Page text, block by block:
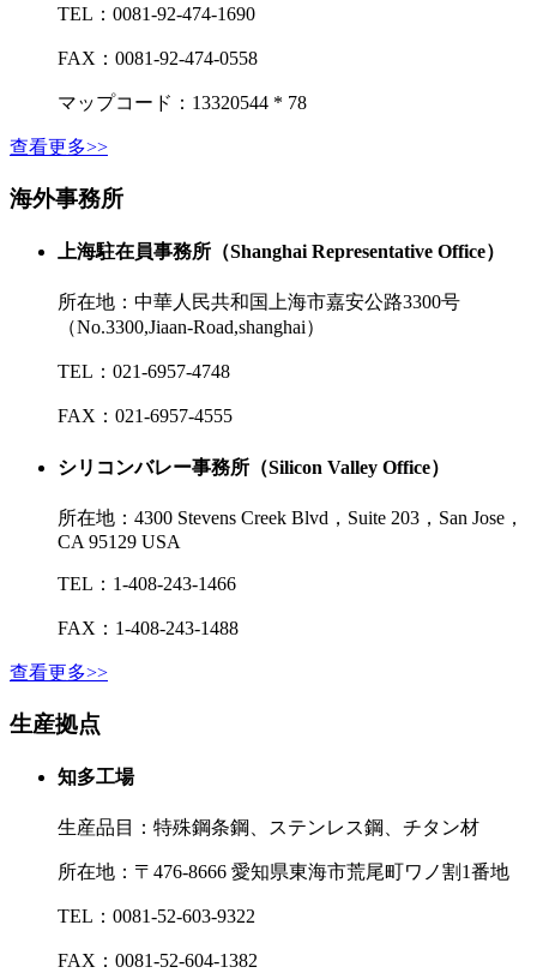
TEL： 0081-92-474-1690
FAX： 0081-92-474-0558
マップコード：13320544 * 78
查看更多>>
海外事務所
上海駐在員事務所（Shanghai Representative Office）
所在地： 中華人民共和国上海市嘉安公路3300号
（No.3300,Jiaan-Road,shanghai）
TEL： 021-6957-4748
FAX： 021-6957-4555
シリコンバレー事務所（Silicon Valley Office）
所在地： 4300 Stevens Creek Blvd，Suite 203，San Jose，
CA 95129 USA
TEL： 1-408-243-1466
FAX： 1-408-243-1488
查看更多>>
生産拠点
知多工場
生産品目：特殊鋼条鋼、ステンレス鋼、チタン材
所在地： 〒476‐8666 愛知県東海市荒尾町ワノ割1番地
TEL： 0081-52-603-9322
FAX： 0081-52-604-1382